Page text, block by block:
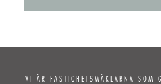
VI ÄR FASTIGHETSMÄKLARNA SOM